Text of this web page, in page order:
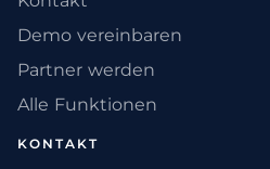
Demo vereinbaren
Partner werden
Alle Funktionen
KONTAKT